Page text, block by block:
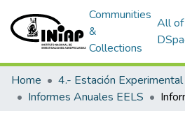
Communities
&
Collections
All of
Home
Informes Anuales EELS